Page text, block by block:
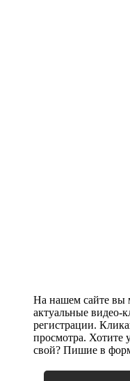
На нашем сайте вы
актуальные видео-
регистрации.
просмотра. Хотите
свой? Пишие в